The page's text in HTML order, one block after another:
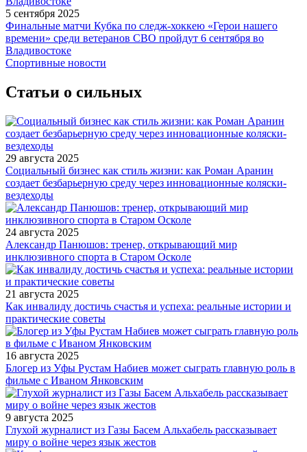
5 сентября 2025
Финальные матчи Кубка по следж-хоккею «Герои нашего
времени» среди ветеранов СВО пройдут 6 сентября во
Владивостоке
Спортивные новости
Статьи о сильных
29 августа 2025
Социальный бизнес как стиль жизни: как Роман Аранин
создает безбарьерную среду через инновационные коляски-
вездеходы
24 августа 2025
Александр Панюшов: тренер, открывающий мир
инклюзивного спорта в Старом Осколе
21 августа 2025
Как инвалиду достичь счастья и успеха: реальные истории и
практические советы
16 августа 2025
Блогер из Уфы Рустам Набиев может сыграть главную роль в
фильме с Иваном Янковским
9 августа 2025
Глухой журналист из Газы Басем Альхабель рассказывает
миру о войне через язык жестов